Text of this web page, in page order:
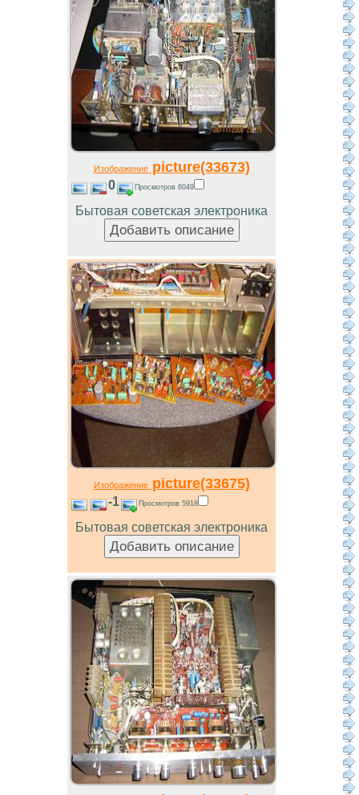
Изображениеpicture(33673)
0 Просмотров 6049
Бытовая советская электроника
Изображениеpicture(33675)
-1 Просмотров 5918
Бытовая советская электроника